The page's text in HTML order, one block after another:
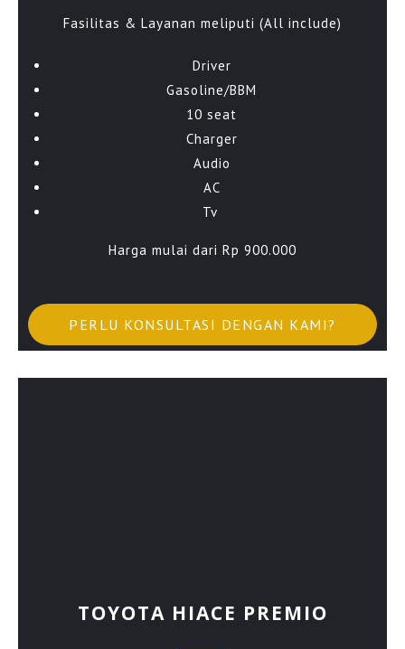
Fasilitas & Layanan meliputi (All include)
Driver
Gasoline/BBM
10 seat
Charger
Audio
AC
Tv
Harga mulai dari Rp 900.000
PERLU KONSULTASI DENGAN KAMI?
TOYOTA HIACE PREMIO